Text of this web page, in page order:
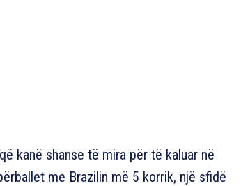
kanë shanse të mira për të kaluar në
me Brazilin më 5 korrik, një sfidë